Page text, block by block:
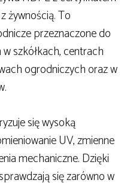
żywnością. To
przeznaczone do
szkółkach, centrach
ogrodniczych oraz w
się wysoką
UV, zmienne
mechaniczne. Dzięki
się zarówno w